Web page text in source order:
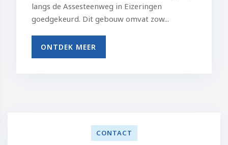
langs de Assesteenweg in Eizeringen
goedgekeurd. Dit gebouw omvat zow...
ONTDEK MEER
CONTACT